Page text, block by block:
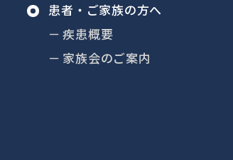
患者・ご家族の方へ
疾患概要
家族会のご案内